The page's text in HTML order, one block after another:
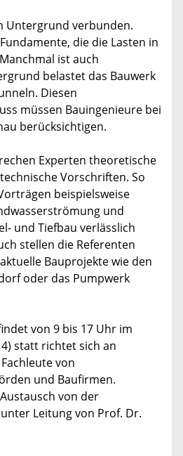
Untergrund verbunden.
die die Lasten in
ist auch
belastet das Bauwerk
Diesen
müssen Bauingenieure bei
berücksichtigen.
Experten theoretische
Vorschriften. So
beispielsweise
und
und Tiefbau verlässlich
stellen die Referenten
Bauprojekte wie den
oder das Pumpwerk
von 9 bis 17 Uhr im
statt richtet sich an
von
und Baufirmen.
von der
Leitung von Prof. Dr.